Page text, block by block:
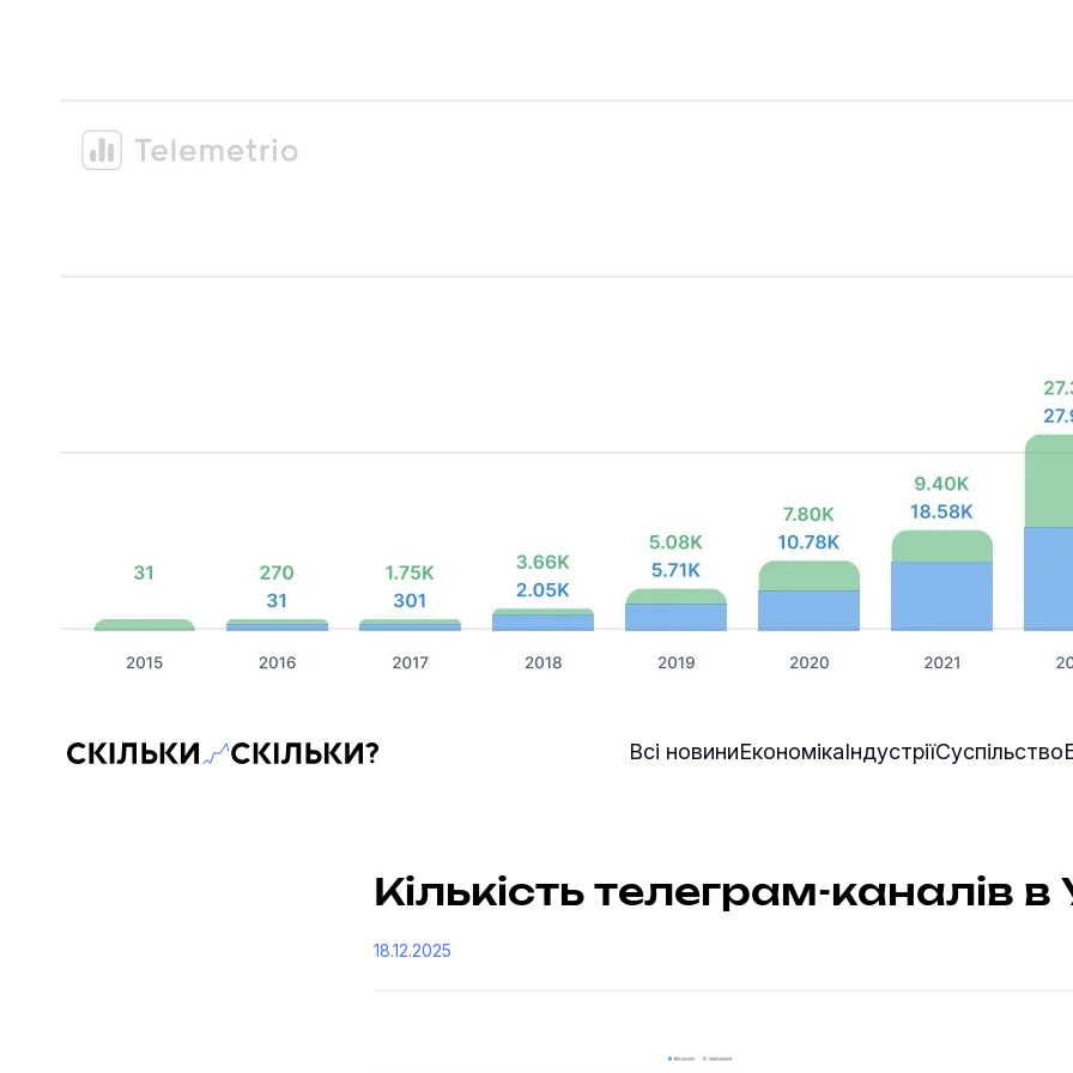
Скільки-скільки? — Медіа про суспільні дані Всі новиниЕкономікаІндустріїСуспільство
Кількість телеграм-каналів в
18.12.2025